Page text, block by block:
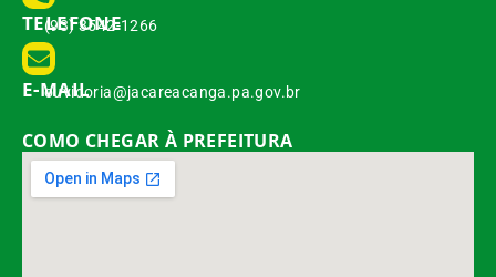
TELEFONE
(93) 3542-1266
E-MAIL
ouvidoria@jacareacanga.pa.gov.br
COMO CHEGAR À PREFEITURA